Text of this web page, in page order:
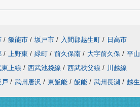
/ 飯能市 / 坂戸市 / 入間郡越生町 / 日高市
/ 上野東 / 緑町 / 前久保南 / 大字前久保 / 平山
上線 / 西武池袋線 / 西武秩父線 / 川越線
戸 / 武州唐沢 / 東飯能 / 飯能 / 武州長瀬 / 越生